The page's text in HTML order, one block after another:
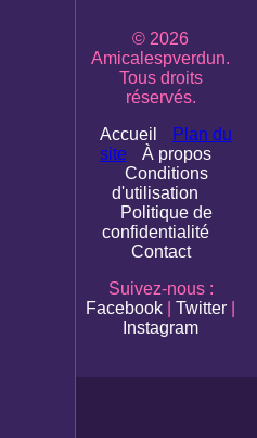
© 2026
Amicalespverdun.
Tous droits
réservés.
Accueil
Plan du
site
À propos
Conditions
d'utilisation
Politique de
confidentialité
Contact
Suivez-nous :
Facebook
Twitter
Instagram